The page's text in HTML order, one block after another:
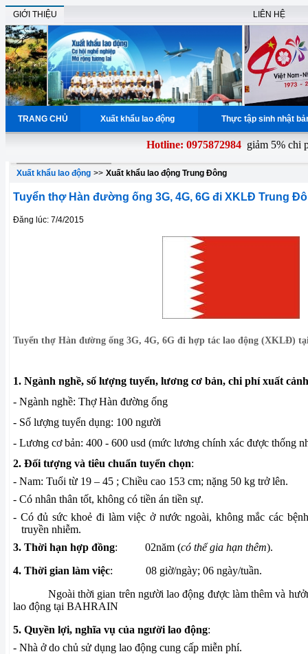
GIỚI THIỆU LIÊN HỆ
TRANG CHỦ Xuất khẩu lao động Thực tập sinh nhật
Hotline: 0975872984giảm 5% chi
Xuất khẩu lao động >> Xuất khẩu lao động Trung Đông
Tuyển thợ Hàn đường ống 3G, 4G, 6G đi XKLĐ Trung
Đăng lúc: 7/4/2015
Tuyển thợ Hàn đường ống 3G, 4G, 6G đi hợp tác lao động (XKLĐ)
1. Ngành nghề, số lượng tuyển, lương cơ bản, chi phí xuất cảnh
- Ngành nghề: Thợ Hàn đường ống
- Số lượng tuyển dụng: 100 người
- Lương cơ bản: 400 - 600 usd (mức lương chính xác được thống
2. Đối tượng và tiêu chuẩn tuyển chọn:
- Nam: Tuổi từ 19 – 45 ; Chiều cao 153 cm; nặng 50 kg trở lên.
- Có nhân thân tốt, không có tiền án tiền sự.
- Có đủ sức khoẻ đi làm việc ở nước ngoài, không mắc các
truyền nhiễm.
3. Thời hạn hợp đồng: 02năm (có thể gia hạn thêm).
4. Thời gian làm việc:
08 giờ/ngày; 06 ngày/tuần.
Ngoài thời gian trên người lao động được làm thêm và
lao động tại BAHRAIN
5. Quyền lợi, nghĩa vụ của người lao động:
- Nhà ở do chủ sử dụng lao động cung cấp miễn phí.